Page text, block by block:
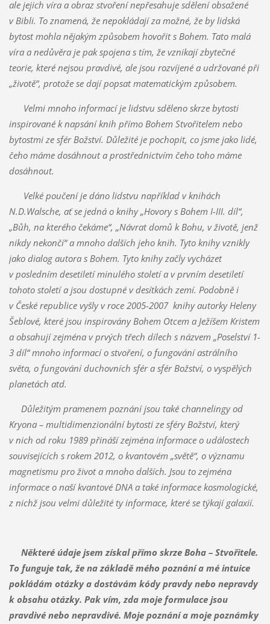
ale jejich víra a obraz stvoření nepřesahuje sdělení obsažené
v Bibli. To znamená, že nepokládají za možné, že by lidská
bytost mohla nějakým způsobem hovořit s Bohem. Tato malá
víra a nedůvěra je pak spojena s tím, že vznikají zbytečné
teorie, které nejsou pravdivé, ale jsou rozvíjené a udržované při
„životě“, protože se dají popsat matematickým způsobem.
Velmi mnoho informací je lidstvu sděleno skrze bytosti
inspirované k napsání knih přímo Bohem Stvořitelem nebo
bytostmi ze sfér Božství. Důležité je pochopit, co jsme jako lidé,
čeho máme dosáhnout a prostřednictvím čeho toho máme
dosáhnout.
Velké poučení je dáno lidstvu například v knihách
N.D.Walsche, ať se jedná o knihy „Hovory s Bohem I-III. díl“,
„Bůh, na kterého čekáme“, „Návrat domů k Bohu, v životě, jenž
nikdy nekončí“ a mnoho dalších jeho knih. Tyto knihy vznikly
jako dialog autora s Bohem. Tyto knihy začly vycházet
v posledním desetiletí minulého století a v prvním desetiletí
tohoto století a jsou dostupné v desítkách zemí. Podobně i
v České republice vyšly v roce 2005-2007 knihy autorky Heleny
Šeblové, které jsou inspirovány Bohem Otcem a Ježíšem Kristem
a obsahují zejména v prvých třech dílech s názvem „Poselství 1-
3 díl“ mnoho informací o stvoření, o fungování astrálního
světa, o fungování duchovních sfér a sfér Božství, o vyspělých
planetách atd.
Důležitým pramenem poznání jsou také channelingy od
Kryona – multidimenzionální bytosti ze sféry Božství, který
v nich od roku 1989 přináší zejména informace o událostech
souvisejících s rokem 2012, o kvantovém „světě“, o významu
magnetismu pro život a mnoho dalších. Jsou to zejména
informace o naší kvantové DNA a také informace kosmologické,
z nichž jsou velmi důležité ty informace, které se týkají galaxií.
Některé údaje jsem získal přímo skrze Boha – Stvořitele.
To funguje tak, že na základě mého poznání a mé intuice
pokládám otázky a dostávám kódy pravdy nebo nepravdy
k obsahu otázky. Pak vím, zda moje formulace jsou
pravdivé nebo nepravdivé. Moje poznání a moje poznámky